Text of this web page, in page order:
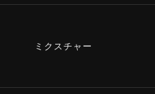
ミクスチャー